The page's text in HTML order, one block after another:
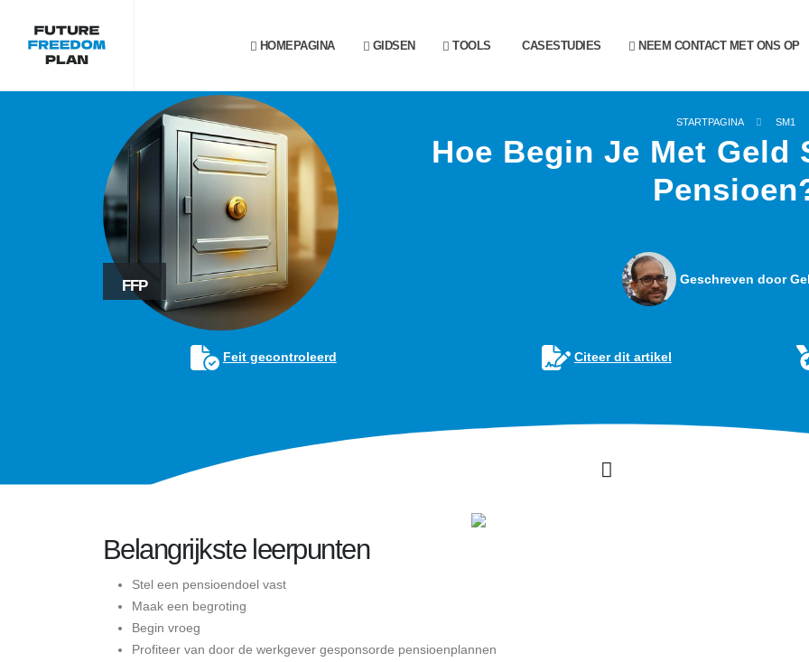
HOMEPAGINA GIDSEN TOOLS CASESTUDIES NEEM CONTACT MET ONS OP
FFP
STARTPAGINA SM1
Hoe Begin Je Met Geld
Geschreven door
Feit gecontroleerd Citeer dit artikel
Belangrijkste leerpunten
Stel een pensioendoel vast
Maak een begroting
Begin vroeg
Profiteer van door de werkgever gesponsorde pensioenplannen